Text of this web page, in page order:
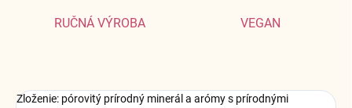
RUČNÁ VÝROBA VEGAN
Zloženie: pórovitý prírodný minerál a arómy s prírodnými